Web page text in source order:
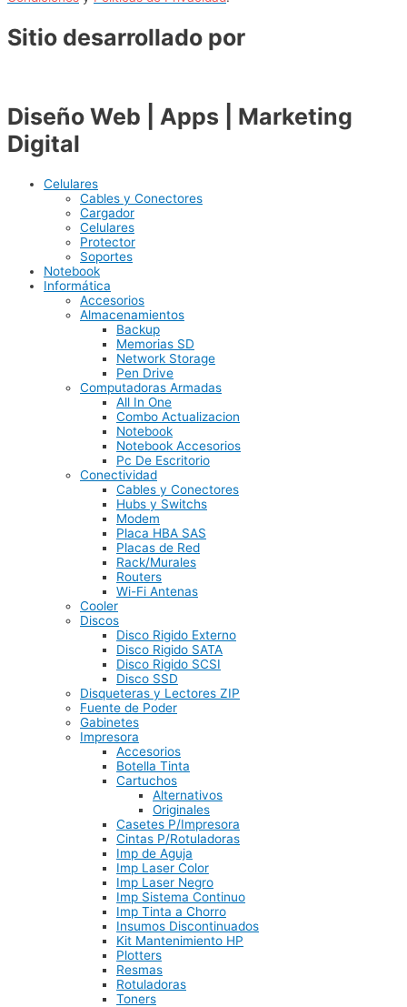
Sitio desarrollado por
Diseño Web | Apps | Marketing
Digital
Celulares
Cables y Conectores
Cargador
Celulares
Protector
Soportes
Notebook
Informática
Accesorios
Almacenamientos
Backup
Memorias SD
Network Storage
Pen Drive
Computadoras Armadas
All In One
Combo Actualizacion
Notebook
Notebook Accesorios
Pc De Escritorio
Conectividad
Cables y Conectores
Hubs y Switchs
Modem
Placa HBA SAS
Placas de Red
Rack/Murales
Routers
Wi-Fi Antenas
Cooler
Discos
Disco Rigido Externo
Disco Rigido SATA
Disco Rigido SCSI
Disco SSD
Disqueteras y Lectores ZIP
Fuente de Poder
Gabinetes
Impresora
Accesorios
Botella Tinta
Cartuchos
Alternativos
Originales
Casetes P/Impresora
Cintas P/Rotuladoras
Imp de Aguja
Imp Laser Color
Imp Laser Negro
Imp Sistema Continuo
Imp Tinta a Chorro
Insumos Discontinuados
Kit Mantenimiento HP
Plotters
Resmas
Rotuladoras
Toners